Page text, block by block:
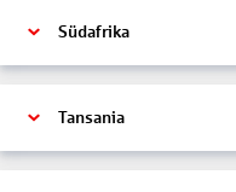
Südafrika
Tansania